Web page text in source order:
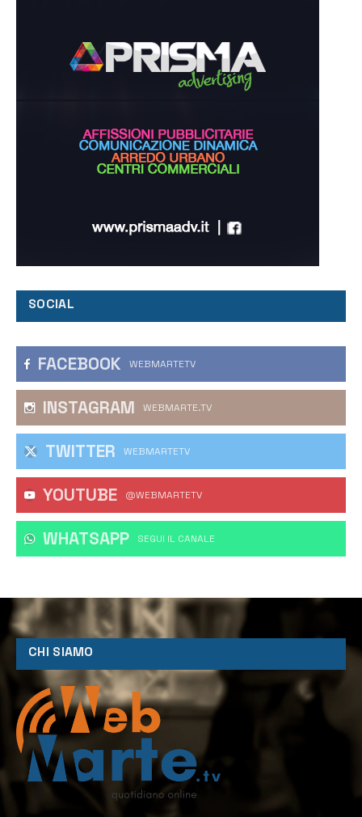
SOCIAL
FACEBOOK WEBMARTETV
INSTAGRAM WEBMARTE.TV
TWITTER WEBMARTETV
YOUTUBE @WEBMARTETV
WHATSAPP ‎SEGUI IL CANALE
CHI SIAMO